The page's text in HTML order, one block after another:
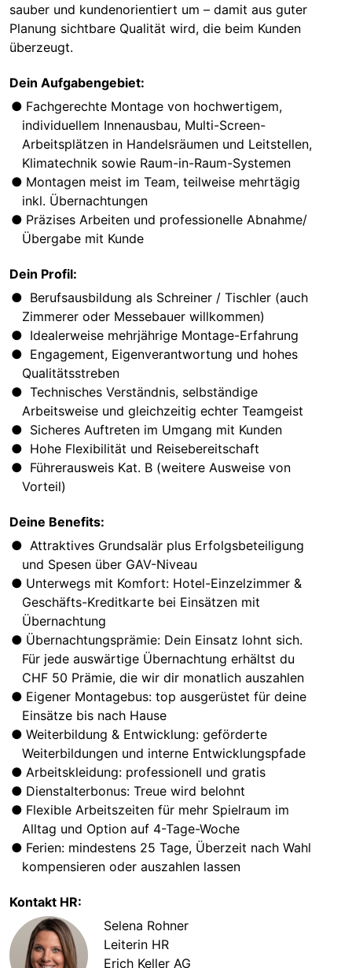
sauber und kundenorientiert um – damit aus guter
Planung sichtbare Qualität wird, die beim Kunden
überzeugt.
Dein Aufgabengebiet:
Fachgerechte Montage von hochwertigem,
individuellem Innenausbau, Multi-Screen-
Arbeitsplätzen in Handelsräumen und Leitstellen,
Klimatechnik sowie Raum-in-Raum-Systemen
Montagen meist im Team, teilweise mehrtägig
inkl. Übernachtungen
Präzises Arbeiten und professionelle Abnahme/
Übergabe mit Kunde
Dein Profil:
Berufsausbildung als Schreiner / Tischler (auch
Zimmerer oder Messebauer willkommen)
Idealerweise mehrjährige Montage-Erfahrung
Engagement, Eigenverantwortung und hohes
Qualitätsstreben
Technisches Verständnis, selbständige
Arbeitsweise und gleichzeitig echter Teamgeist
Sicheres Auftreten im Umgang mit Kunden
Hohe Flexibilität und Reisebereitschaft
Führerausweis Kat. B (weitere Ausweise von
Vorteil)
Deine Benefits:
Attraktives Grundsalär plus Erfolgsbeteiligung
und Spesen über GAV-Niveau
Unterwegs mit Komfort: Hotel-Einzelzimmer &
Geschäfts-Kreditkarte bei Einsätzen mit
Übernachtung
Übernachtungsprämie: Dein Einsatz lohnt sich.
Für jede auswärtige Übernachtung erhältst du
CHF 50 Prämie, die wir dir monatlich auszahlen
Eigener Montagebus: top ausgerüstet für deine
Einsätze bis nach Hause
Weiterbildung & Entwicklung: geförderte
Weiterbildungen und interne Entwicklungspfade
Arbeitskleidung: professionell und gratis
Dienstalterbonus: Treue wird belohnt
Flexible Arbeitszeiten für mehr Spielraum im
Alltag und Option auf 4-Tage-Woche
Ferien: mindestens 25 Tage, Überzeit nach Wahl
kompensieren oder auszahlen lassen
Kontakt HR:
Selena Rohner
Leiterin HR
Erich Keller AG